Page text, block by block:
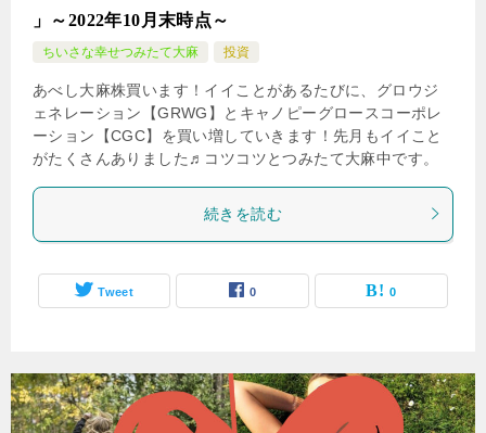
」～2022年10月末時点～
ちいさな幸せつみたて大麻 投資
あべし大麻株買います！イイことがあるたびに、グロウジ
ェネレーション【GRWG】とキャノピーグロースコーポレ
ーション【CGC】を買い増していきます！先月もイイこと
がたくさんありました♬コツコツとつみたて大麻中です。
続きを読む
Tweet 0 0